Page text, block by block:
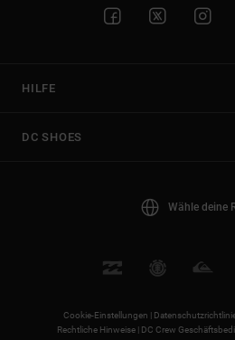
HILFE
DC SHOES
Wähle deine
Cookie-Einstellungen |
Rechtliche Hinweise | DC Crew